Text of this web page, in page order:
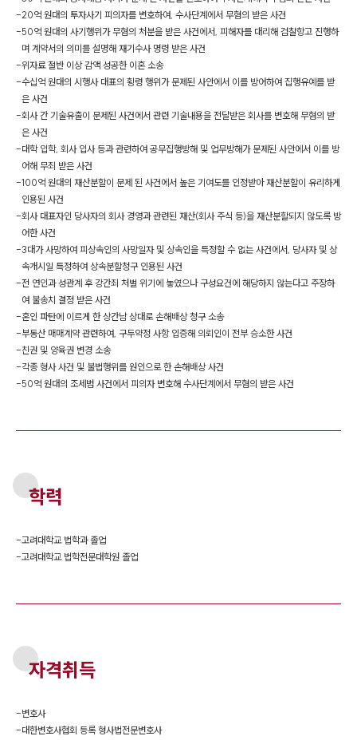
-20억 원대의 투자사기 피의자를 변호하여, 수사단계에서 무혐의 받은 사건
-50억 원대의 사기행위가 무혐의 처분을 받은 사건에서, 피해자를 대리해 검찰항고 진행하
며 계약서의 의미를 설명해 재기수사 명령 받은 사건
-위자료 절반 이상 감액 성공한 이혼 소송
-수십억 원대의 시행사 대표의 횡령 행위가 문제된 사안에서 이를 방어하여 집행유예를 받
은 사건
-회사 간 기술유출이 문제된 사건에서 관련 기술내용을 전달받은 회사를 변호해 무혐의 받
은 사건
-대학 입학, 회사 입사 등과 관련하여 공무집행방해 및 업무방해가 문제된 사안에서 이를 방
어해 무죄 받은 사건
-100억 원대의 재산분할이 문제 된 사건에서 높은 기여도를 인정받아 재산분할이 유리하게
인용된 사건
-회사 대표자인 당사자의 회사 경영과 관련된 재산(회사 주식 등)을 재산분할되지 않도록 방
어한 사건
-3대가 사망하여 피상속인의 사망일자 및 상속인을 특정할 수 없는 사건에서, 당사자 및 상
속개시일 특정하여 상속분할청구 인용된 사건
-전 연인과 성관계 후 강간죄 처벌 위기에 놓였으나 구성요건에 해당하지 않는다고 주장하
여 불송치 결정 받은 사건
-혼인 파탄에 이르게 한 상간남 상대로 손해배상 청구 소송
-부동산 매매계약 관련하여, 구두약정 사항 입증해 의뢰인이 전부 승소한 사건
-친권 및 양육권 변경 소송
-각종 형사 사건 및 불법행위를 원인으로 한 손해배상 사건
-50억 원대의 조세범 사건에서 피의자 변호해 수사단계에서 무혐의 받은 사건
학력
-고려대학교 법학과 졸업
-고려대학교 법학전문대학원 졸업
자격취득
-변호사
-대한변호사협회 등록 형사법전문변호사